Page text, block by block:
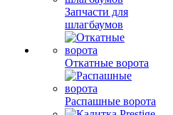
Запчасти для
шлагбаумов
Откатные ворота
Распашные ворота